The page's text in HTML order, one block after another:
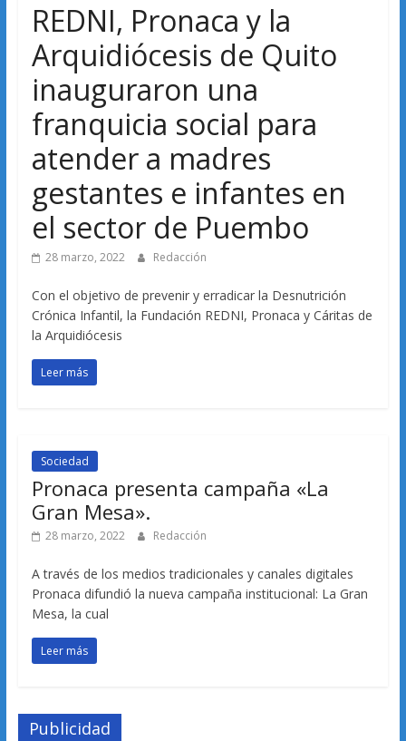
REDNI, Pronaca y la
Arquidiócesis de Quito
inauguraron una
franquicia social para
atender a madres
gestantes e infantes en
el sector de Puembo
28 marzo, 2022 Redacción
Con el objetivo de prevenir y erradicar la Desnutrición
Crónica Infantil, la Fundación REDNI, Pronaca y Cáritas de
la Arquidiócesis
Leer más
Sociedad
Pronaca presenta campaña «La
Gran Mesa».
28 marzo, 2022 Redacción
A través de los medios tradicionales y canales digitales
Pronaca difundió la nueva campaña institucional: La Gran
Mesa, la cual
Leer más
Publicidad